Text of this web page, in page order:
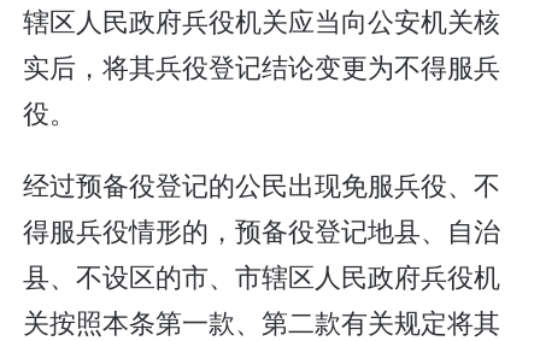
辖区人民政府兵役机关应当向公安机关核
实后，将其兵役登记结论变更为不得服兵
役。
经过预备役登记的公民出现免服兵役、不
得服兵役情形的，预备役登记地县、自治
县、不设区的市、市辖区人民政府兵役机
关按照本条第一款、第二款有关规定将其